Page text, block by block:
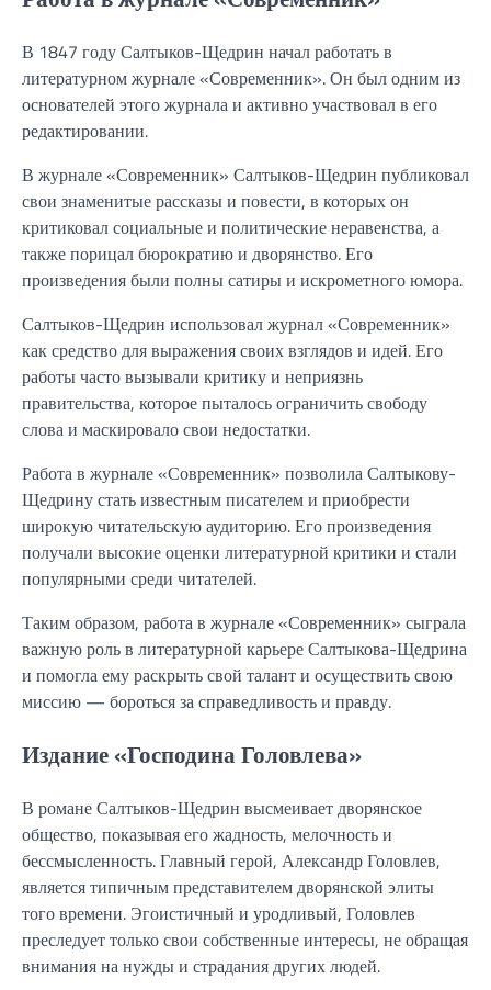
В 1847 году Салтыков-Щедрин начал работать в
литературном журнале «Современник». Он был одним из
основателей этого журнала и активно участвовал в его
редактировании.
В журнале «Современник» Салтыков-Щедрин публиковал
свои знаменитые рассказы и повести, в которых он
критиковал социальные и политические неравенства, а
также порицал бюрократию и дворянство. Его
произведения были полны сатиры и искрометного юмора.
Салтыков-Щедрин использовал журнал «Современник»
как средство для выражения своих взглядов и идей. Его
работы часто вызывали критику и неприязнь
правительства, которое пыталось ограничить свободу
слова и маскировало свои недостатки.
Работа в журнале «Современник» позволила Салтыкову-
Щедрину стать известным писателем и приобрести
широкую читательскую аудиторию. Его произведения
получали высокие оценки литературной критики и стали
популярными среди читателей.
Таким образом, работа в журнале «Современник» сыграла
важную роль в литературной карьере Салтыкова-Щедрина
и помогла ему раскрыть свой талант и осуществить свою
миссию — бороться за справедливость и правду.
Издание «Господина Головлева»
В романе Салтыков-Щедрин высмеивает дворянское
общество, показывая его жадность, мелочность и
бессмысленность. Главный герой, Александр Головлев,
является типичным представителем дворянской элиты
того времени. Эгоистичный и уродливый, Головлев
преследует только свои собственные интересы, не обращая
внимания на нужды и страдания других людей.